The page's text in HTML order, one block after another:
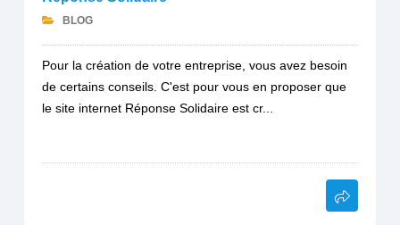
BLOG
Pour la création de votre entreprise, vous avez besoin
de certains conseils. C'est pour vous en proposer que
le site internet Réponse Solidaire est cr...